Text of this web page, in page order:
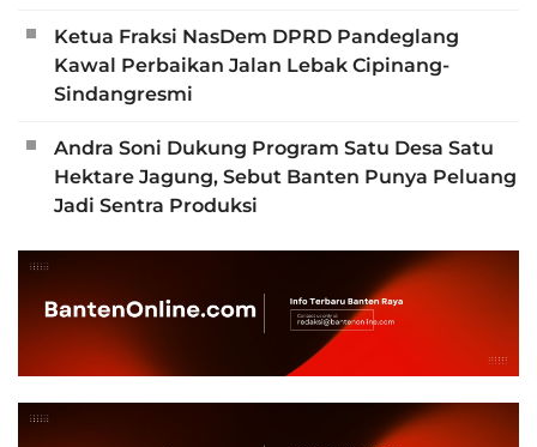
Ketua Fraksi NasDem DPRD Pandeglang
Kawal Perbaikan Jalan Lebak Cipinang-
Sindangresmi
Andra Soni Dukung Program Satu Desa Satu
Hektare Jagung, Sebut Banten Punya Peluang
Jadi Sentra Produksi